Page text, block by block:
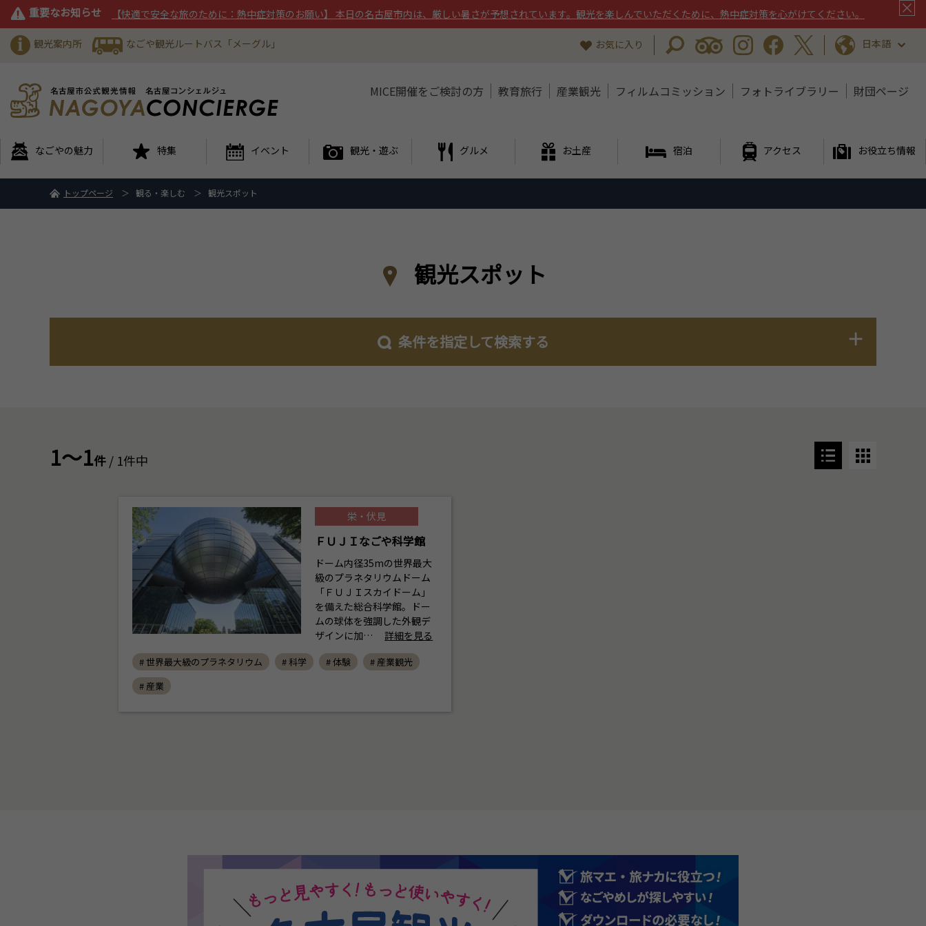
重要なお知らせ 【快適で安全な旅のために：熱中症対策のお願い】 本日の名古屋市内は、厳しい暑さが予想されています。観光を楽しんでいただくために、熱中症対策を心がけてください。
観光案内所 なごや観光ルートバス「メーグル」 お気に入り 日本語
MICE開催をご検討の方 教育旅行 産業観光 フィルムコミッション フォトライブラリー 財団ページ
なごやの魅力 特集 イベント 観光・遊ぶ グルメ お土産 宿泊 アクセス お役立ち情報
トップページ 観る・楽しむ 観光スポット
観光スポット
条件を指定して検索する
1～1件/ 1件中
栄・伏見
ＦＵＪＩなごや科学館
ドーム内径35mの世界最大
級のプラネタリウムドーム
「ＦＵＪＩスカイドーム」
を備えた総合科学館。ドー
ムの球体を強調した外観デ
ザインに加…
詳細を見る
# 世界最大級のプラネタリウム # 科学 # 体験
# 産業観光
# 産業